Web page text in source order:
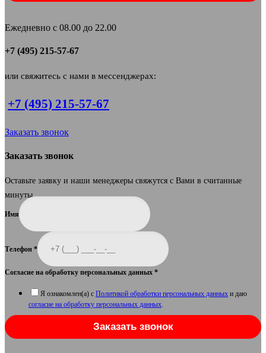
Ежедневно с 08.00 до 22.00
+7 (495) 215-57-67
или свяжитесь с нами в мессенджерах:
+7 (495) 215-57-67
Заказать звонок
Заказать звонок
Оставьте заявку и наши менеджеры свяжутся с Вами в считанные
минуты.
Имя
Телефон *
Согласие на обработку персональных данных *
Я ознакомлен(а) с Политикой обработки персональных данных и даю
согласие на обработку персональных данных.
Заказать звонок